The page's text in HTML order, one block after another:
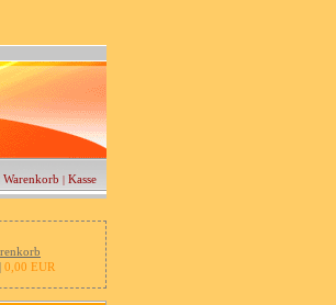
Warenkorb | Kasse
0,00 EUR